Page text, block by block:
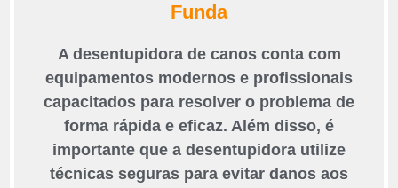
Funda
A desentupidora de canos conta com
equipamentos modernos e profissionais
capacitados para resolver o problema de
forma rápida e eficaz. Além disso, é
importante que a desentupidora utilize
técnicas seguras para evitar danos aos